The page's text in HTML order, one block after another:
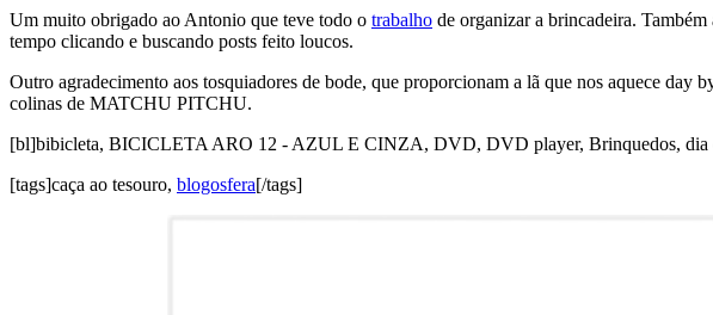
Um muito obrigado ao Antonio que teve todo o trabalho de organizar a brincadeira. Também
tempo clicando e buscando posts feito loucos.
Outro agradecimento aos tosquiadores de bode, que proporcionam a lã que nos aquece day
colinas de MATCHU PITCHU.
[bl]bibicleta, BICICLETA ARO 12 - AZUL E CINZA, DVD, DVD player, Brinquedos, dia
[tags]caça ao tesouro, blogosfera[/tags]